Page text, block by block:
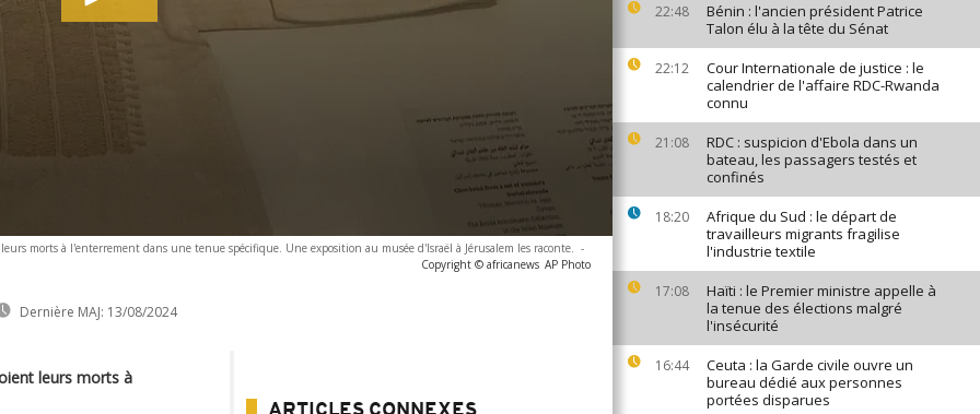
22:48
Bénin : l'ancien président Patrice
Talon élu à la tête du Sénat
22:12
Cour Internationale de justice : le
calendrier de l'affaire RDC-Rwanda
connu
21:08
RDC : suspicion d'Ebola dans un
bateau, les passagers testés et
confinés
18:20
Afrique du Sud : le départ de
travailleurs migrants fragilise
l'industrie textile
17:08
Haïti : le Premier ministre appelle à
la tenue des élections malgré
l'insécurité
16:44
Ceuta : la Garde civile ouvre un
bureau dédié aux personnes
portées disparues
morts à l'enterrement dans une tenue spécifique. Une exposition au musée d'Israël à Jérusalem les raconte. -
Copyright © africanews AP Photo
Dernière MAJ: 13/08/2024
leurs morts à